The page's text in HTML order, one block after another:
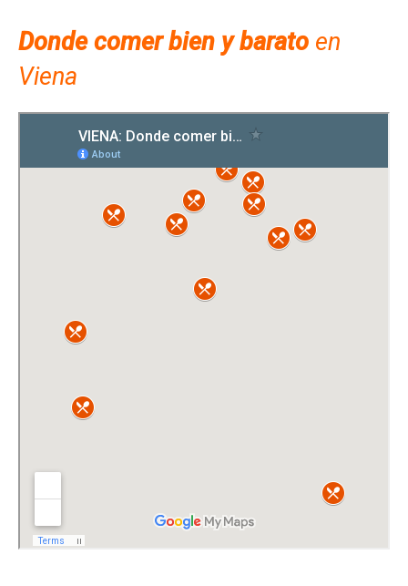
Donde comer bien y barato en
Viena